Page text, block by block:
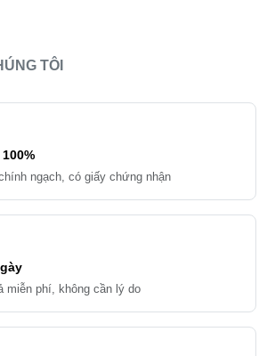
TÔI
ngạch, có giấy chứng nhận
miễn phí, không cần lý do